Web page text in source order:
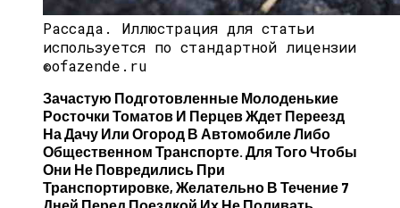
Рассада. Иллюстрация для статьи
используется по стандартной лицензии
©ofazende.ru
Зачастую Подготовленные Молоденькие
Росточки Томатов И Перцев Ждет Переезд
На Дачу Или Огород В Автомобиле Либо
Общественном Транспорте. Для Того Чтобы
Они Не Повредились При
Транспортировке, Желательно В Течение 7